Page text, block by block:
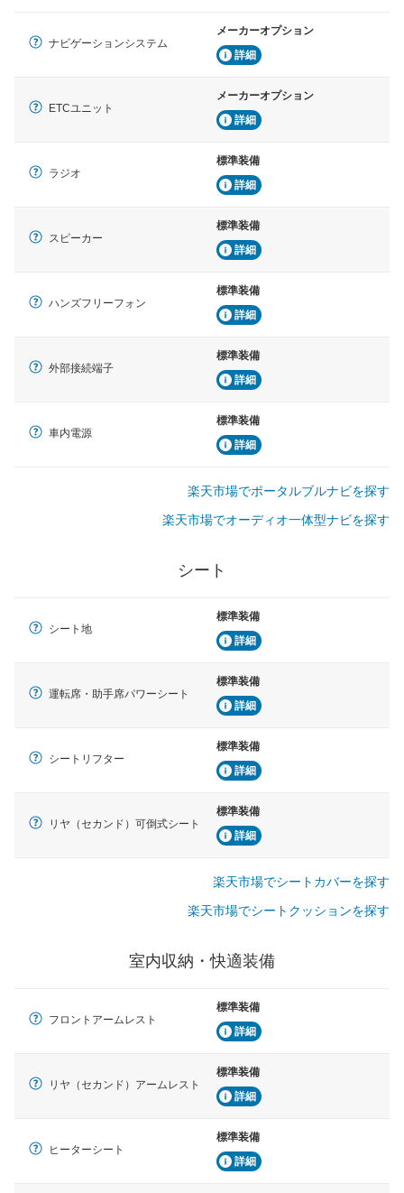
ナビゲーションシステム
メーカーオプション
詳細
ETCユニット
メーカーオプション
詳細
ラジオ
標準装備
詳細
スピーカー
標準装備
詳細
ハンズフリーフォン
標準装備
詳細
外部接続端子
標準装備
詳細
車内電源
標準装備
詳細
楽天市場でポータルブルナビを探す
楽天市場でオーディオ一体型ナビを探す
シート
シート地
標準装備
詳細
運転席・助手席パワーシート
標準装備
詳細
シートリフター
標準装備
詳細
リヤ（セカンド）可倒式シート
標準装備
詳細
楽天市場でシートカバーを探す
楽天市場でシートクッションを探す
室内収納・快適装備
フロントアームレスト
標準装備
詳細
リヤ（セカンド）アームレスト
標準装備
詳細
ヒーターシート
標準装備
詳細